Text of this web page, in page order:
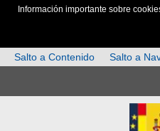
Información importante sobre
Salto a Contenido
Salto a